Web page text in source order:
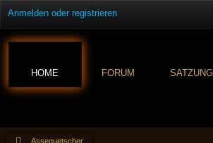
Anmelden oder registrieren
HOME FORUM SATZUNG
Assequetscher